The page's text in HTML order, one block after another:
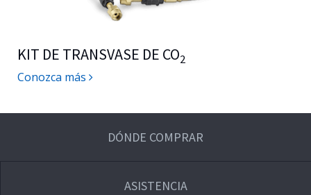
KIT DE TRANSVASE DE CO2
Conozca más
DÓNDE COMPRAR
ASISTENCIA